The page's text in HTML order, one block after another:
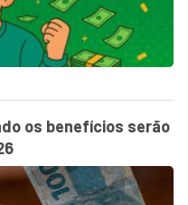
os benefícios serão